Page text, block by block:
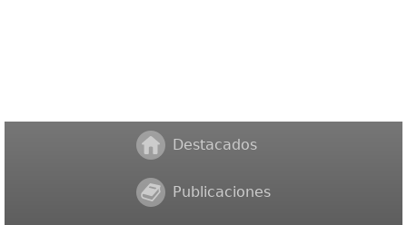
Destacados
Publicaciones